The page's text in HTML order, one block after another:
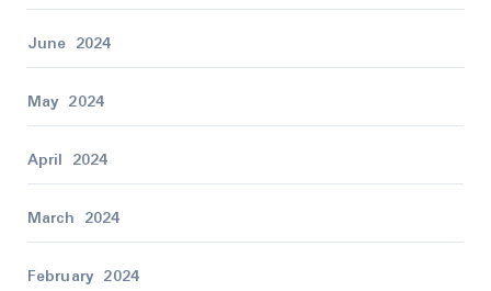
June 2024
May 2024
April 2024
March 2024
February 2024